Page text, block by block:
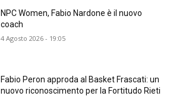
NPC Women, Fabio Nardone è il nuovo
coach
4 Agosto 2026 - 19:05
Fabio Peron approda al Basket Frascati: un
nuovo riconoscimento per la Fortitudo Rieti